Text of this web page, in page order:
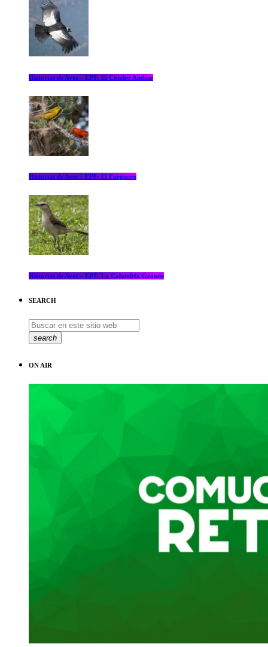
Historias de Aves – EP9: El Cóndor Andino
Historias de Aves – EP8: El Fueguero
Historias de Aves – EP7: La Calandria Grande
SEARCH
search
ON AIR